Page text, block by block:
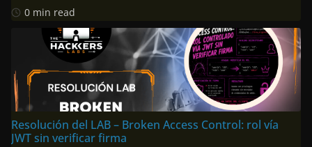
0 min read
Resolución del LAB – Broken Access Control: rol vía
JWT sin verificar firma